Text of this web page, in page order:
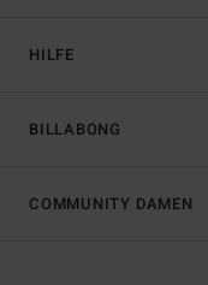
HILFE
BILLABONG
COMMUNITY DAMEN